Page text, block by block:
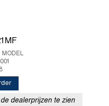
MODEL
dealerprijzen te zien